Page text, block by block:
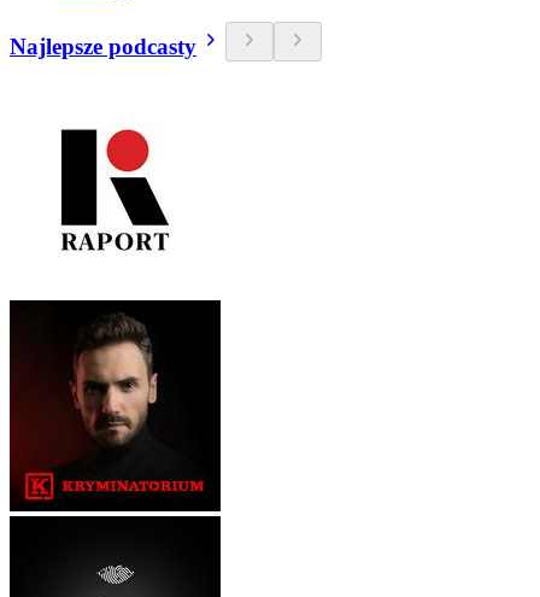
Najlepsze podcasty